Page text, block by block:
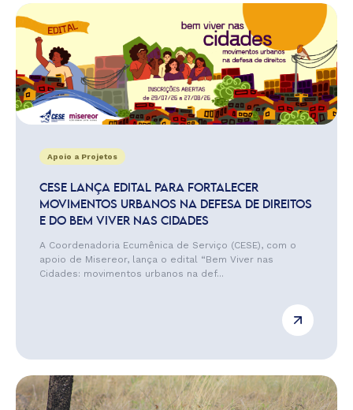
Apoio a Projetos
CESE LANÇA EDITAL PARA FORTALECER
MOVIMENTOS URBANOS NA DEFESA DE DIREITOS
E DO BEM VIVER NAS CIDADES
A Coordenadoria Ecumênica de Serviço (CESE), com o
apoio de Misereor, lança o edital “Bem Viver nas
Cidades: movimentos urbanos na def...